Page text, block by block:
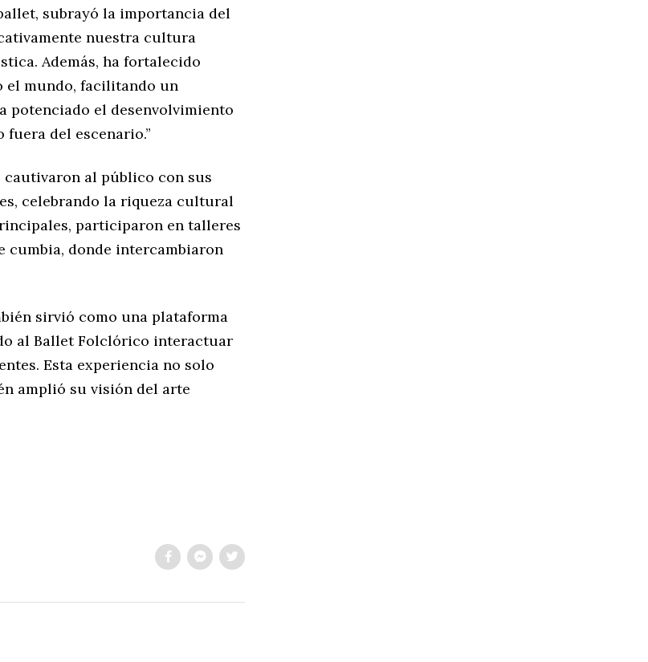
subrayó la importancia del
nuestra cultura
Además, ha fortalecido
el mundo, facilitando un
potenciado el desenvolvimiento
del escenario.”
al público con sus
celebrando la riqueza cultural
participaron en talleres
cumbia, donde intercambiaron
sirvió como una plataforma
al Ballet Folclórico interactuar
Esta experiencia no solo
amplió su visión del arte